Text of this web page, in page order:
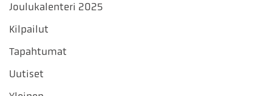
Joulukalenteri 2025
Kilpailut
Tapahtumat
Uutiset